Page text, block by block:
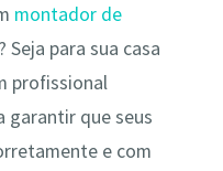
montador de
? Seja para sua casa
profissional
garantir que seus
e com